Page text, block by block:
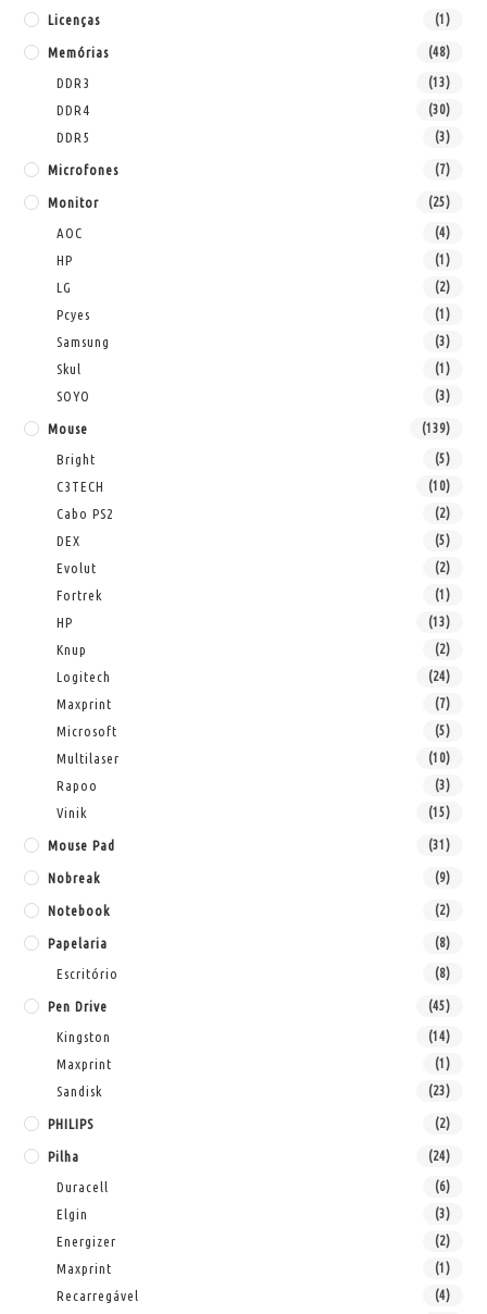
Licenças (1)
Memórias (48)
DDR3 (13)
DDR4 (30)
DDR5 (3)
Microfones (7)
Monitor (25)
AOC (4)
HP (1)
LG (2)
Pcyes (1)
Samsung (3)
Skul (1)
SOYO (3)
Mouse (139)
Bright (5)
C3TECH (10)
Cabo PS2 (2)
DEX (5)
Evolut (2)
Fortrek (1)
HP (13)
Knup (2)
Logitech (24)
Maxprint (7)
Microsoft (5)
Multilaser (10)
Rapoo (3)
Vinik (15)
Mouse Pad (31)
Nobreak (9)
Notebook (2)
Papelaria (8)
Escritório (8)
Pen Drive (45)
Kingston (14)
Maxprint (1)
Sandisk (23)
PHILIPS (2)
Pilha (24)
Duracell (6)
Elgin (3)
Energizer (2)
Maxprint (1)
Recarregável (4)